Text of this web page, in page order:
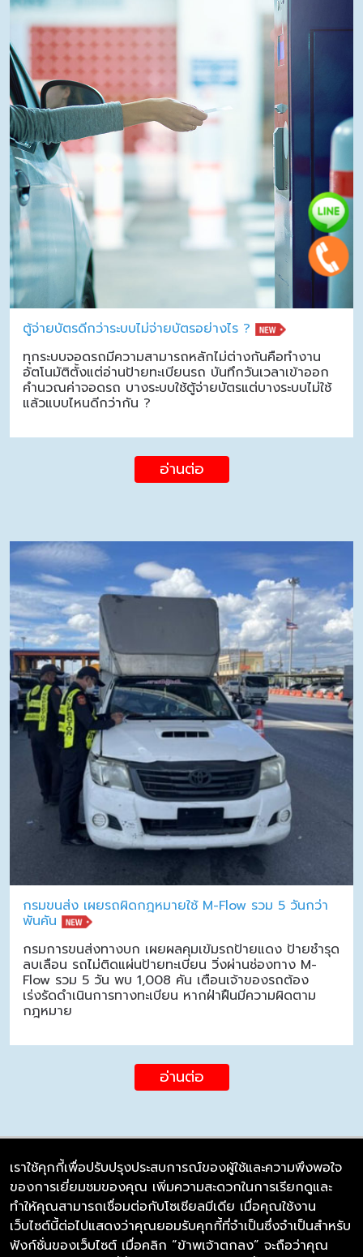
ตู้จ่ายบัตรดีกว่าระบบไม่จ่ายบัตรอย่างไร ?
ทุกระบบจอดรถมีความสามารถหลักไม่ต่างกันคือทำงาน
อัตโนมัติตั้งแต่อ่านป้ายทะเบียนรถ บันทึกวันเวลาเข้าออก
คำนวณค่าจอดรถ บางระบบใช้ตู้จ่ายบัตรแต่บางระบบไม่ใช้
แล้วแบบไหนดีกว่ากัน ?
อ่านต่อ
กรมขนส่ง เผยรถผิดกฎหมายใช้ M-Flow รวม 5 วันกว่า
พันคัน
กรมการขนส่งทางบก เผยผลคุมเข้มรถป้ายแดง ป้ายชำรุด
ลบเลือน รถไม่ติดแผ่นป้ายทะเบียน วิ่งผ่านช่องทาง M-
Flow รวม 5 วัน พบ 1,008 คัน เตือนเจ้าของรถต้อง
เร่งรัดดำเนินการทางทะเบียน หากฝ่าฝืนมีความผิดตาม
กฎหมาย
อ่านต่อ
บริษัท ซิมลิงค์ จำกัด
98/226 Bangrakyai-Baanmai Road,
Bangyai, Nonthaburi 11140
เราใช้คุกกี้เพื่อปรับปรุงประสบการณ์ของผู้ใช้และความพึงพอใจ
ของการเยี่ยมชมของคุณ เพิ่มความสะดวกในการเรียกดูและ
ทำให้คุณสามารถเชื่อมต่อกับโซเชียลมีเดีย เมื่อคุณใช้งาน
เว็บไซต์นี้ต่อไปแสดงว่าคุณยอมรับคุกกี้ที่จำเป็นซึ่งจำเป็นสำหรับ
ฟังก์ชั่นของเว็บไซต์ เมื่อคลิก “ข้าพเจ้าตกลง” จะถือว่าคุณ